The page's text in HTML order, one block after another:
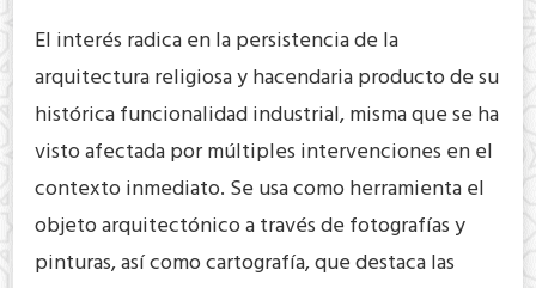
El interés radica en la persistencia de la
arquitectura religiosa y hacendaria producto de su
histórica funcionalidad industrial, misma que se ha
visto afectada por múltiples intervenciones en el
contexto inmediato. Se usa como herramienta el
objeto arquitectónico a través de fotografías y
pinturas, así como cartografía, que destaca las